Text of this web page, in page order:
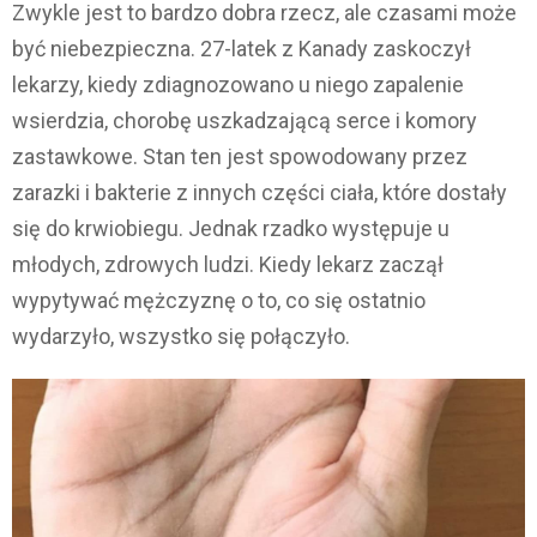
Zwykle jest to bardzo dobra rzecz, ale czasami może
być niebezpieczna. 27-latek z Kanady zaskoczył
lekarzy, kiedy zdiagnozowano u niego zapalenie
wsierdzia, chorobę uszkadzającą serce i komory
zastawkowe. Stan ten jest spowodowany przez
zarazki i bakterie z innych części ciała, które dostały
się do krwiobiegu. Jednak rzadko występuje u
młodych, zdrowych ludzi. Kiedy lekarz zaczął
wypytywać mężczyznę o to, co się ostatnio
wydarzyło, wszystko się połączyło.